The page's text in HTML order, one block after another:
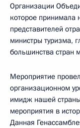
Организации
которое принимала
представителей
министры туризма,
большинства стран
Мероприятие
организационном
имидж нашей
мероприятия в
Данная